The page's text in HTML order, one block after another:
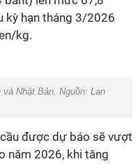
kỳ hạn tháng 3/2026
kg.
Nhật Bản. Nguồn: Lan
được dự báo sẽ vượt
năm 2026, khi tăng